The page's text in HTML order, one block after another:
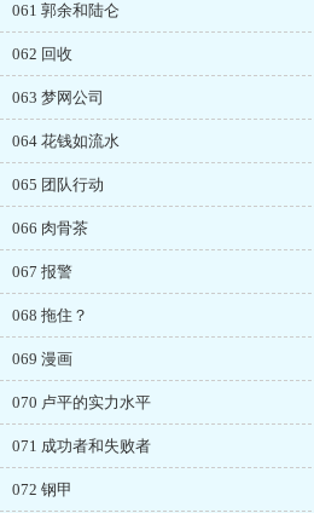
061 郭余和陆仑
062 回收
063 梦网公司
064 花钱如流水
065 团队行动
066 肉骨茶
067 报警
068 拖住？
069 漫画
070 卢平的实力水平
071 成功者和失败者
072 钢甲